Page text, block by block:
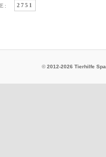
2751
©2012-2026 Tierhilfe